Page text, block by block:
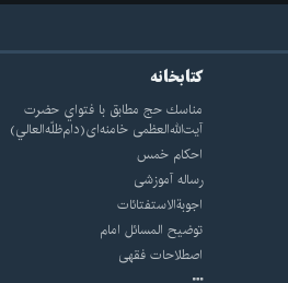
کتابخانه
مناسك حج مطابق با فتواي حضرت
آيت‌الله‌العظمى خامنه‌اى(دام‌ظلّه‌العالي)
احکام خمس
رساله آموزشی
اجوبة‌الاستفتائات
توضيح المسائل امام
اصطلاحات فقهى